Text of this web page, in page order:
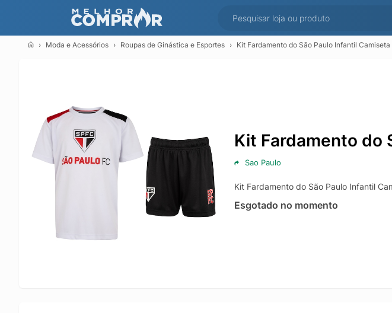
Moda e Acessórios Roupas de Ginástica e Esportes Kit Fardamento do São Paulo Infantil
Kit Fardamento do
Sao Paulo
Kit Fardamento do São Paulo Infantil
Esgotado no momento